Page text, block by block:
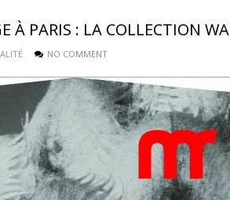
À PARIS : LA COLLECTION
NO COMMENT